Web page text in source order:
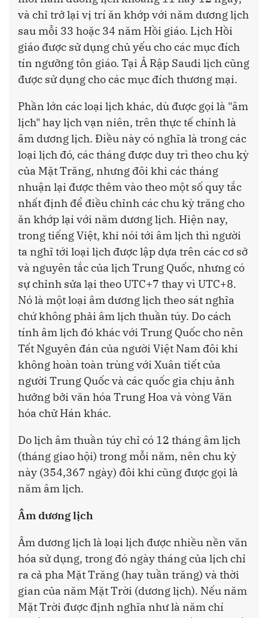
và chỉ trở lại vị trí ăn khớp với năm dương lịch
sau mỗi 33 hoặc 34 năm Hồi giáo. Lịch Hồi
giáo được sử dụng chủ yếu cho các mục đích
tín ngưỡng tôn giáo. Tại Ả Rập Saudi lịch cũng
được sử dụng cho các mục đích thương mại.
Phần lớn các loại lịch khác, dù được gọi là "âm
lịch" hay lịch vạn niên, trên thực tế chính là
âm dương lịch. Điều này có nghĩa là trong các
loại lịch đó, các tháng được duy trì theo chu kỳ
của Mặt Trăng, nhưng đôi khi các tháng
nhuận lại được thêm vào theo một số quy tắc
nhất định để điều chỉnh các chu kỳ trăng cho
ăn khớp lại với năm dương lịch. Hiện nay,
trong tiếng Việt, khi nói tới âm lịch thì người
ta nghĩ tới loại lịch được lập dựa trên các cơ sở
và nguyên tắc của lịch Trung Quốc, nhưng có
sự chỉnh sửa lại theo UTC+7 thay vì UTC+8.
Nó là một loại âm dương lịch theo sát nghĩa
chứ không phải âm lịch thuần túy. Do cách
tính âm lịch đó khác với Trung Quốc cho nên
Tết Nguyên đán của người Việt Nam đôi khi
không hoàn toàn trùng với Xuân tiết của
người Trung Quốc và các quốc gia chịu ảnh
hưởng bởi văn hóa Trung Hoa và vòng Văn
hóa chữ Hán khác.
Do lịch âm thuần túy chỉ có 12 tháng âm lịch
(tháng giao hội) trong mỗi năm, nên chu kỳ
này (354,367 ngày) đôi khi cũng được gọi là
năm âm lịch.
Âm dương lịch
Âm dương lịch là loại lịch được nhiều nền văn
hóa sử dụng, trong đó ngày tháng của lịch chỉ
ra cả pha Mặt Trăng (hay tuần trăng) và thời
gian của năm Mặt Trời (dương lịch). Nếu năm
Mặt Trời được định nghĩa như là năm chí